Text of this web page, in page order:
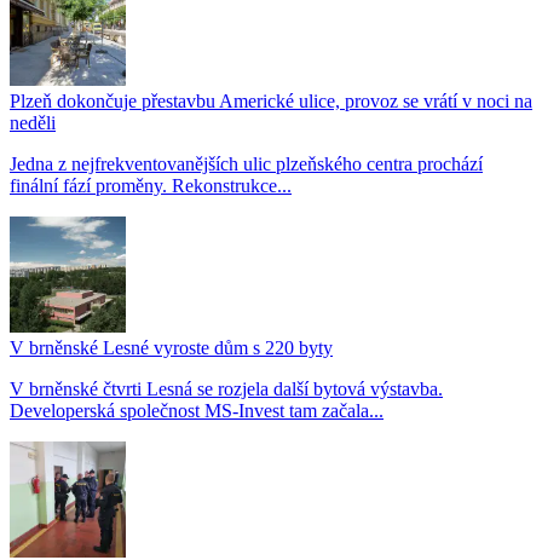
Plzeň dokončuje přestavbu Americké ulice, provoz se vrátí v noci na
neděli
Jedna z nejfrekventovanějších ulic plzeňského centra prochází
finální fází proměny. Rekonstrukce...
V brněnské Lesné vyroste dům s 220 byty
V brněnské čtvrti Lesná se rozjela další bytová výstavba.
Developerská společnost MS-Invest tam začala...